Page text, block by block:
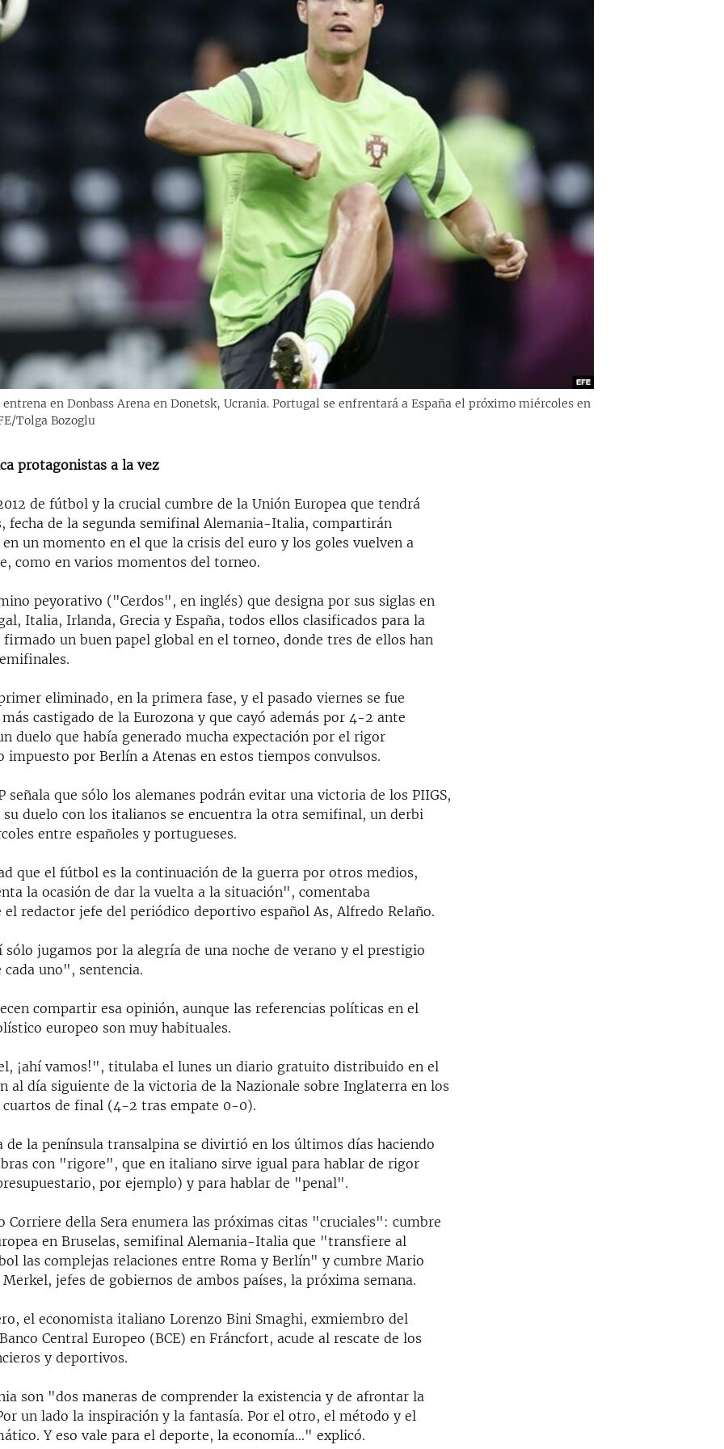
en Donbass Arena en Donetsk, Ucrania. Portugal se enfrentará a España el próximo miércoles en
Tolga Bozoglu
protagonistas a la vez
de fútbol y la crucial cumbre de la Unión Europea que tendrá
fecha de la segunda semifinal Alemania-Italia, compartirán
un momento en el que la crisis del euro y los goles vuelven a
como en varios momentos del torneo.
peyorativo ("Cerdos", en inglés) que designa por sus siglas en
Italia, Irlanda, Grecia y España, todos ellos clasificados para la
firmado un buen papel global en el torneo, donde tres de ellos han
eliminado, en la primera fase, y el pasado viernes se fue
castigado de la Eurozona y que cayó además por 4-2 ante
duelo que había generado mucha expectación por el rigor
impuesto por Berlín a Atenas en estos tiempos convulsos.
señala que sólo los alemanes podrán evitar una victoria de los PIIGS,
duelo con los italianos se encuentra la otra semifinal, un derbi
entre españoles y portugueses.
que el fútbol es la continuación de la guerra por otros medios,
la ocasión de dar la vuelta a la situación", comentaba
redactor jefe del periódico deportivo español As, Alfredo Relaño.
sólo jugamos por la alegría de una noche de verano y el prestigio
uno", sentencia.
compartir esa opinión, aunque las referencias políticas en el
europeo son muy habituales.
¡ahí vamos!", titulaba el lunes un diario gratuito distribuido en el
al día siguiente de la victoria de la Nazionale sobre Inglaterra en los
cuartos de final (4-2 tras empate 0-0).
de la península transalpina se divirtió en los últimos días haciendo
con "rigore", que en italiano sirve igual para hablar de rigor
por ejemplo) y para hablar de "penal".
Corriere della Sera enumera las próximas citas "cruciales": cumbre
en Bruselas, semifinal Alemania-Italia que "transfiere al
las complejas relaciones entre Roma y Berlín" y cumbre Mario
jefes de gobiernos de ambos países, la próxima semana.
el economista italiano Lorenzo Bini Smaghi, exmiembro del
Central Europeo (BCE) en Fráncfort, acude al rescate de los
y deportivos.
son "dos maneras de comprender la existencia y de afrontar la
un lado la inspiración y la fantasía. Por el otro, el método y el
Y eso vale para el deporte, la economía..." explicó.